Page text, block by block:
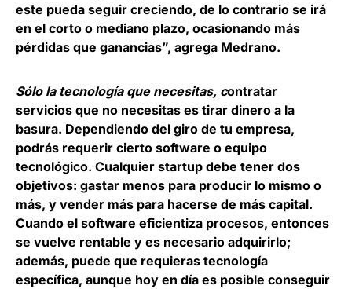
este pueda seguir creciendo, de lo contrario se irá
en el corto o mediano plazo, ocasionando más
pérdidas que ganancias”, agrega Medrano.
Sólo la tecnología que necesitas, contratar
servicios que no necesitas es tirar dinero a la
basura. Dependiendo del giro de tu empresa,
podrás requerir cierto software o equipo
tecnológico. Cualquier startup debe tener dos
objetivos: gastar menos para producir lo mismo o
más, y vender más para hacerse de más capital.
Cuando el software eficientiza procesos, entonces
se vuelve rentable y es necesario adquirirlo;
además, puede que requieras tecnología
específica, aunque hoy en día es posible conseguir